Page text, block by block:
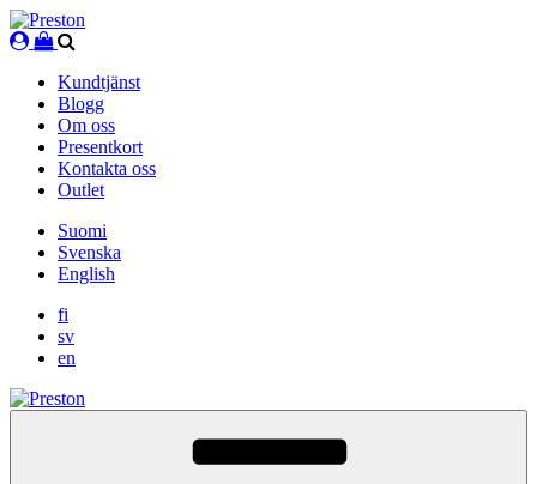
Skip
to
Kundtjänst
Blogg
Om oss
Presentkort
Kontakta oss
Outlet
Suomi
Svenska
English
fi
sv
en